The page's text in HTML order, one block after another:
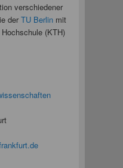
verschiedener
der TU Berlinmit
(KTH)